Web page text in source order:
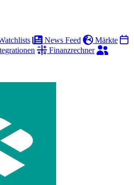
News Feed
Märkte
Finanzrechner